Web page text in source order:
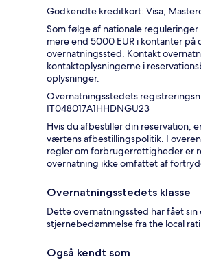
Godkendte kreditkort: Visa,
Som følge af nationale
mere end 5000 EUR i kontanter på
overnatningssted. Kontakt
kontaktoplysningerne i
oplysninger.
Overnatningsstedets
IT048017A1HHDNGU23
Hvis du afbestiller din reservation,
værtens afbestillingspolitik. I
regler om forbrugerrettigheder er
overnatning ikke omfattet af
Overnatningsstedets klasse
Dette overnatningssted har fået sin
stjernebedømmelse fra the local
Også kendt som